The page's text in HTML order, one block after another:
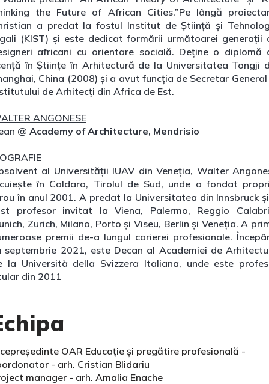
the Future of African Cities.”Pe lângă
a predat la fostul Institut de Știință și
(KIST) și este dedicat formării următoarei generații
africani cu orientare socială. Deține o diplomă
în Științe în Arhitectură de la Universitatea Tongji
China (2008) și a avut funcția de Secretar
de Arhitecți din Africa de Est.
ANGONESE
@ Academy of Architecture, Mendrisio
al Universității IUAV din Veneția, Walter
în Caldaro, Tirolul de Sud, unde a fondat
în anul 2001. A predat la Universitatea din Innsbruck
profesor invitat la Viena, Palermo, Reggio
Zurich, Milano, Porto și Viseu, Berlin și Veneția. A
premii de-a lungul carierei profesionale.
septembrie 2021, este Decan al Academiei de
la Università della Svizzera Italiana, unde este
din 2011
OAR Educație și pregătire profesională -
- arh. Cristian Blidariu
manager - arh. Amalia Enache